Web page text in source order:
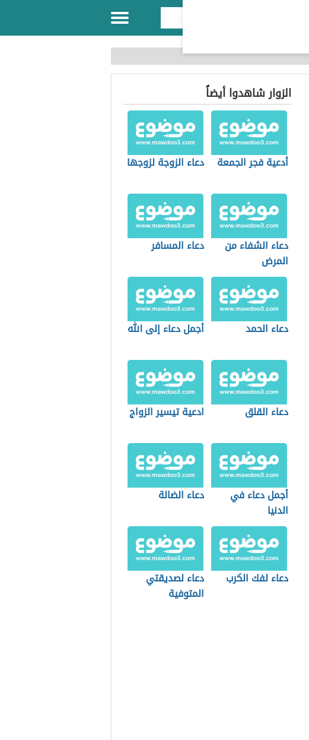
الزوار شاهدوا أيضاً
أدعية فجر الجمعة دعاء الزوجة لزوجها
دعاء الشفاء من
المرض
دعاء المسافر
دعاء الحمد أجمل دعاء إلى الله
دعاء القلق ادعية تيسير الزواج
أجمل دعاء في
الدنيا
دعاء الضالة
دعاء لفك الكرب
دعاء لصديقتي
المتوفية